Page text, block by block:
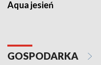
Aqua jesień
GOSPODARKA